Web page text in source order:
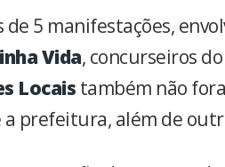
5 manifestações,
Vida, concurseiros do
Locais também não
prefeitura, além de